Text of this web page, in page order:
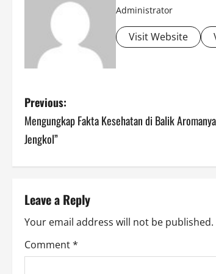
Administrator
Visit Website
P
o
n
a
v
Previous:
Mengungkap Fakta Kesehatan di Balik
Jengkol”
Leave a Reply
Your email address will not be published.
Comment*